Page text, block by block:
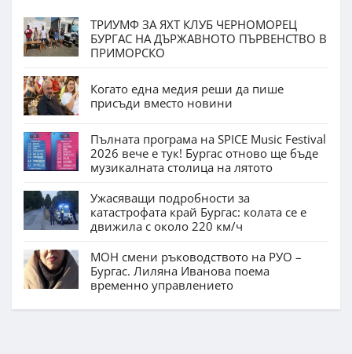
ТРИУМФ ЗА ЯХТ КЛУБ ЧЕРНОМОРЕЦ
БУРГАС НА ДЪРЖАВНОТО ПЪРВЕНСТВО В
ПРИМОРСКО
Когато една медия реши да пише
присъди вместо новини
Пълната програма на SPICE Music Festival
2026 вече е тук! Бургас отново ще бъде
музикалната столица на лятото
Ужасяващи подробности за
катастрофата край Бургас: колата се е
движила с около 220 км/ч
МОН смени ръководството на РУО –
Бургас. Лиляна Иванова поема
временно управлението